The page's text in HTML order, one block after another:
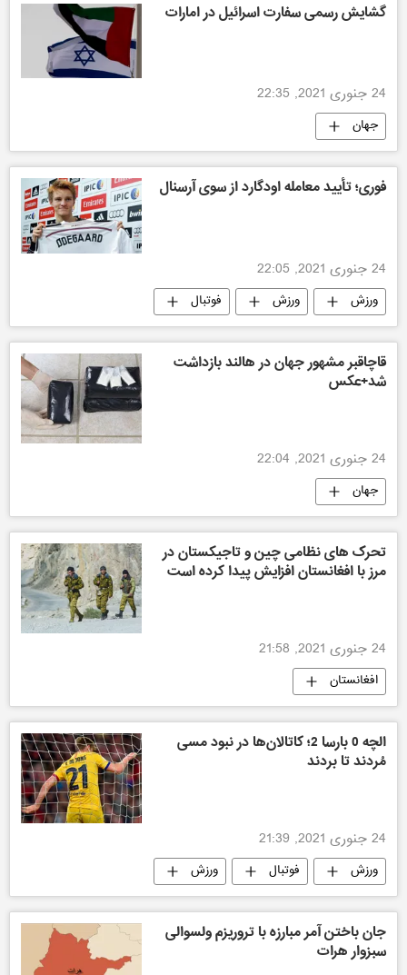
گشایش رسمی سفارت اسرائیل در امارات
24 جنوری 2021, 22:35
جهان
فوری؛ تأیید معامله اودگارد از سوی آرسنال
24 جنوری 2021, 22:05
ورزش ورزش فوتبال
قاچاقبر مشهور جهان در هالند بازداشت
شد+عکس
24 جنوری 2021, 22:04
جهان
تحرک های نظامی چین و تاجیکستان در
مرز با افغانستان افزایش پیدا کرده است
24 جنوری 2021, 21:58
افغانستان
الچه 0 بارسا 2؛ کاتالان‌ها در نبود مسی
مُردند تا بردند
24 جنوری 2021, 21:39
ورزش فوتبال ورزش
جان باختن آمر مبارزه با تروریزم ولسوالی
سبزوار هرات